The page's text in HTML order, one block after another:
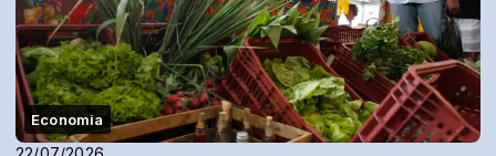
Economia